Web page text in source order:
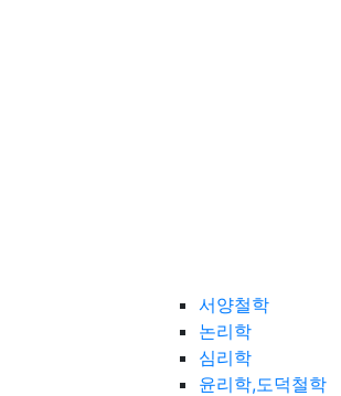
서양철학
논리학
심리학
윤리학,도덕철학